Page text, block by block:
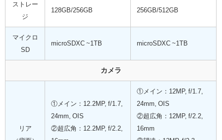
ストレー
ジ
128GB/256GB 256GB/512GB
マイクロ
SD
microSDXC ~1TB microSDXC ~1TB
カメラ
リア
①メイン：12.2MP, f/1.7,
24mm, OIS
②超広角：12.2MP, f/2.2,
①メイン：12MP, f/1.7,
24mm, OIS
②超広角：12MP, f/2.2,
16mm